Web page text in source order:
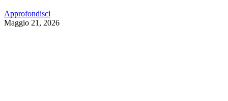
Approfondisci
Maggio 21, 2026